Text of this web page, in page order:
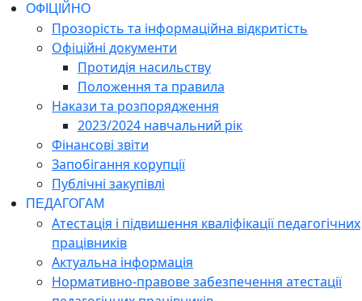
ОФІЦІЙНО
Прозорість та інформаційна відкритість
Офіційні документи
Протидія насильству
Положення та правила
Накази та розпорядження
2023/2024 навчальний рік
Фінансові звіти
Запобігання корупції
Публічні закупівлі
ПЕДАГОГАМ
Атестація і підвишення кваліфікації педагогічних
працівників
Актуальна інформація
Нормативно-правове забезпечення атестації